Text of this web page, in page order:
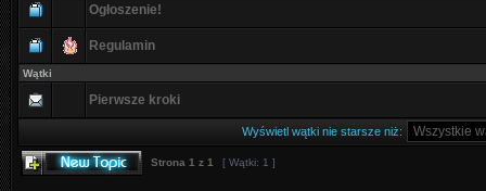
Ogłoszenie!
Regulamin
Wątki
Pierwsze kroki
Wyświetl wątki nie starsze niż:
Strona 1 z 1 [ Wątki: 1 ]